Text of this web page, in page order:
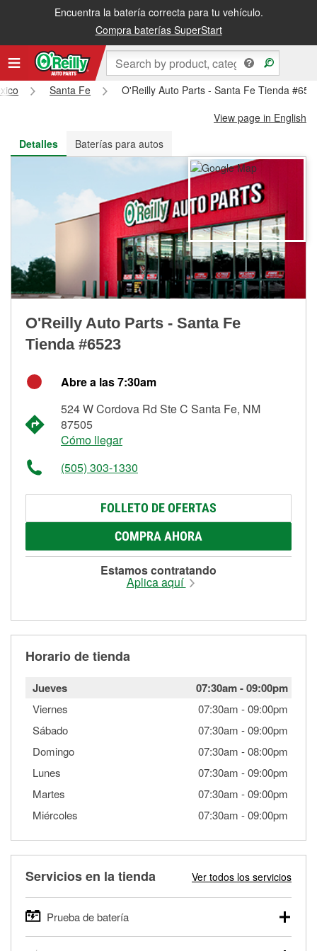
Encuentra la batería correcta para tu vehículo.
Compra baterías SuperStart
Recibe tu orden gratis al día siguiente o recógela en la tienda
Santa Fe
O'Reilly Auto Parts - Santa Fe Tienda
View page in English
Detalles
Baterías para autos
O'Reilly Auto Parts - Santa Fe
Tienda #6523
Abre a las 7:30am
524 W Cordova Rd Ste C Santa Fe, NM
87505
Cómo llegar
(505) 303-1330
FOLLETO DE OFERTAS
COMPRA AHORA
Estamos contratando
Aplica aquí
Horario de tienda
Jueves 07:30am-09:00pm
Viernes 07:30am -09:00pm
Sábado
07:30am -09:00pm
Domingo
07:30am -08:00pm
Lunes
07:30am -09:00pm
Martes
07:30am -09:00pm
Miércoles
07:30am -09:00pm
Servicios en la tienda Ver todos los servicios
Prueba de batería